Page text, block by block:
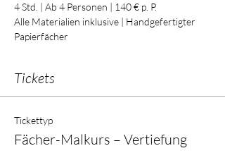
4 Std. | Ab 4 Personen | 140 € p. P.
Alle Materialien inklusive | Handgefertigter
Papierfächer
Tickets
Tickettyp
Fächer-Malkurs – Vertiefung